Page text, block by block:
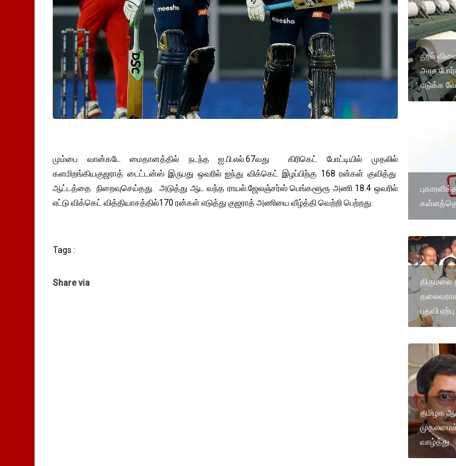
மும்பை வான்கடே மைதானத்தில் நடந்த ஐ.பி.எல்.67வது கிரிகெட் போட்டியில் முதலில்
களமிறங்கியகுஜராத் டைட்டன்ஸ் இருபது ஒவரில் ஐந்து விக்கெட் இழப்பிற்கு 168 ரன்கள் குவித்து
ஆட்டத்தை நிறைவுசெய்தது. அடுத்து ஆட வந்த ராயல்.ஜேலஞ்சர்ஸ் பெங்களூரூ அணி 18.4 ஒவரில்
எட்டு விக்கெட் வித்தியாசத்தில்170 ரன்கள் எடுத்து குஜராத் அணியை வீழ்த்தி வெற்றி பெற்றது.
Tags :
Share via
நூல்
அரசு
எடுக்க
திருமலை
பதவி ஏற்பு
தமிழக
வாழ்த்து